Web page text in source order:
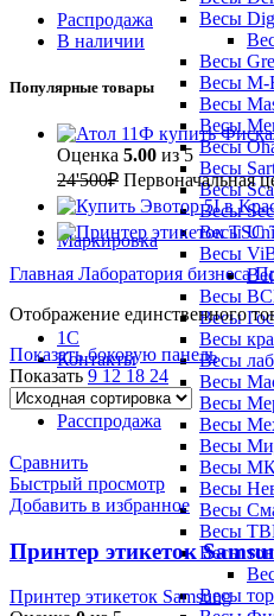
Весы
Весы
Весы M-
Весы
Весы
Весы
Весы
Весы
Весы
Весы
Весы
Весы
Весы
Весы
Весы
Весы
Весы
Весы
Весы
Весы
Весы
Весы
Весы
Весы
Весы
Маркировка
1С
Контакты
Акции
Расспродажа
Распродажа
В наличии
Популярные товары
Оценка 5.00 из 5
24'500₽ Первоначальная
Главная Лаборатория бизнеса
Отображение единственного
Показать боковую панель
Показать 9 12 18 24
Сравнить
Быстрый просмотр
Добавить в избранное
Принтер этикеток
Принтер этикеток Samsung